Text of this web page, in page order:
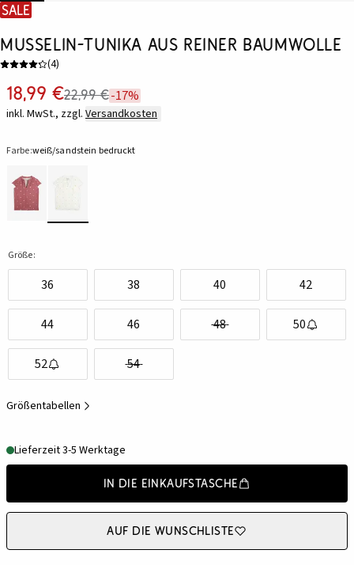
SALE
Musselin-Tunika aus reiner Baumwolle
(4)
18,99 €22,99 €-17%
inkl. MwSt., zzgl. Versandkosten
Farbe:weiß/sandstein bedruckt
Größe:
36 38 40 42
44 46 48 50
52 54
Größentabellen
Lieferzeit 3-5 Werktage
In die Einkaufstasche
Auf die Wunschliste